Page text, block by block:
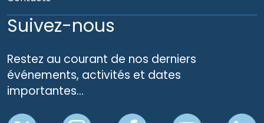
Suivez-nous
Restez au courant de nos derniers
événements, activités et dates
importantes…